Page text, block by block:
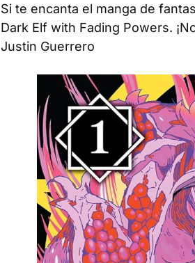
Si te encanta el manga de
Dark Elf with Fading Powers.
Justin Guerrero